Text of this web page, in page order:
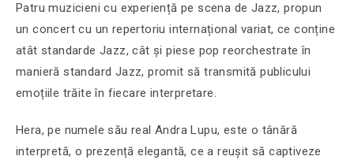
Patru muzicieni cu experiență pe scena de Jazz, propun
un concert cu un repertoriu internațional variat, ce conține
atât standarde Jazz, cât și piese pop reorchestrate în
manieră standard Jazz, promit să transmită publicului
emoțiile trăite în fiecare interpretare.
Hera, pe numele său real Andra Lupu, este o tânără
interpretă, o prezență elegantă, ce a reușit să captiveze